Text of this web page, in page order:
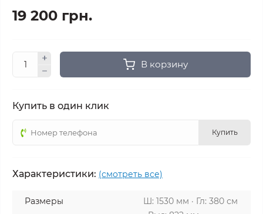
19 200 грн.
В корзину
Купить в один клик
Купить
Характеристики: (смотреть все)
Размеры
Ш: 1530 мм · Гл: 380 см